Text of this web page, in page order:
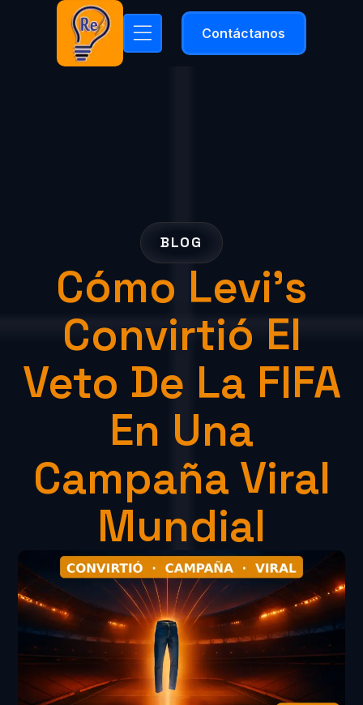
Contáctanos
BLOG
Cómo Levi’s
Convirtió El
Veto De La FIFA
En Una
Campaña Viral
Mundial